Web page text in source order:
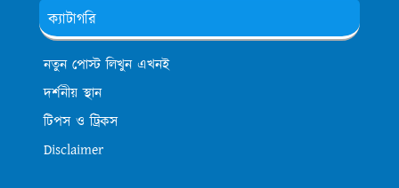
ক্যাটাগরি
নতুন পোস্ট লিখুন এখনই
দর্শনীয় স্থান
টিপস ও ট্রিকস
Disclaimer